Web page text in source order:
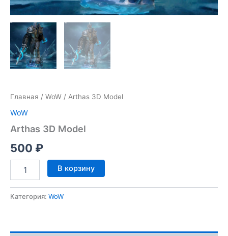
Главная / WoW / Arthas 3D Model
WoW
Arthas 3D Model
500 ₽
Количество
товара
3D
В корзину
Категория: WoW